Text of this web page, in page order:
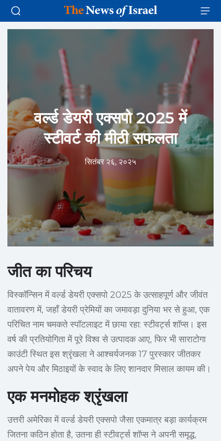
वर्ल्ड डेयरी एक्सपो 2025 में
स्टीवर्ट की मीठी सफलता
सितंबर २६, २०२५
जीत का परिचय
विस्कॉन्सिन में वर्ल्ड डेयरी एक्सपो 2025 के उत्साहपूर्ण और जीवंत
वातावरण में, जहाँ डेयरी प्रेमियों का जमावड़ा दुनिया भर से हुआ, एक
परिचित नाम चमकते स्पॉटलाइट में छाया रहा: स्टीवर्ट्स शॉप्स। इस
वर्ष की प्रतियोगिता में पूरे विश्व से उत्पादक आए, फिर भी साराटोगा
काउंटी स्थित इस श्रृंखला ने आश्चर्यजनक 17 पुरस्कार जीतकर
अपने पेय और मिठाइयों के स्वाद के लिए शानदार मिसाल कायम की।
एक मनमोहक श्रृंखला
उत्तरी अमेरिका में वर्ल्ड डेयरी एक्सपो जैसा एकमात्र बड़ा कार्यक्रम
जितना कठिन होता है, उतना ही स्टीवर्ट्स शॉप्स ने अपनी समृद्ध,